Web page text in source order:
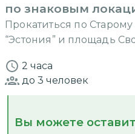
по знаковым
Прокатиться по
“Эстония” и площадь
2 часа
до 3 человек
Вы можете